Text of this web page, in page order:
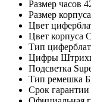
Размер часов
Размер корпуса
Цвет
Цвет корпуса
Тип
Цифры
Подсветка
Тип ремешка
Срок гарантии